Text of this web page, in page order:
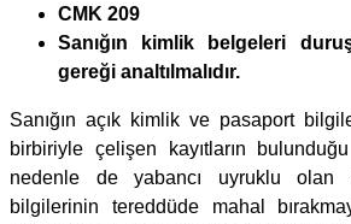
CMK 209
Sanığın kimlik belgeleri
gereği analtılmalıdır.
Sanığın açık kimlik ve pasaport
birbiriyle çelişen kayıtların
nedenle de yabancı uyruklu olan
bilgilerinin tereddüde mahal